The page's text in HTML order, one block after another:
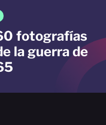
fotografías
la guerra de